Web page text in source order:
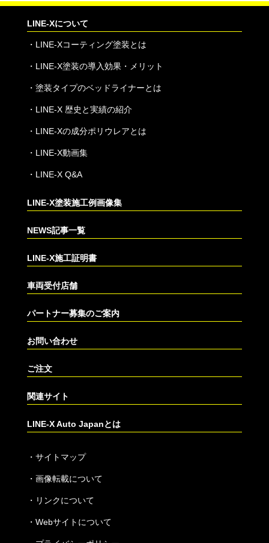
LINE-Xについて
・ LINE-Xコーティング塗装とは
・ LINE-X塗装の導入効果・メリット
・ 塗装タイプのベッドライナーとは
・ LINE-X 歴史と実績の紹介
・ LINE-Xの成分ポリウレアとは
・ LINE-X動画集
・ LINE-X Q&A
LINE-X塗装施工例画像集
NEWS記事一覧
LINE-X施工証明書
車両受付店舗
パートナー募集のご案内
お問い合わせ
ご注文
関連サイト
LINE-X Auto Japanとは
・ サイトマップ
・ 画像転載について
・ リンクについて
・ Webサイトについて